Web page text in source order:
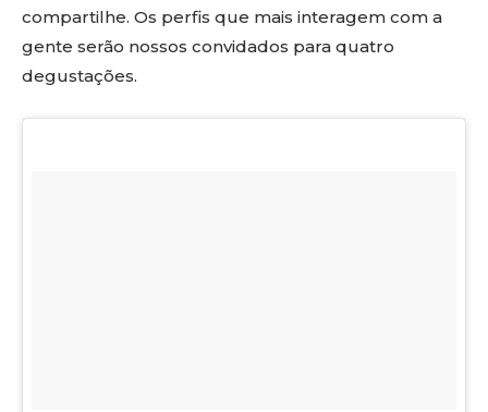
compartilhe. Os perfis que mais interagem com a
gente serão nossos convidados para quatro
degustações.